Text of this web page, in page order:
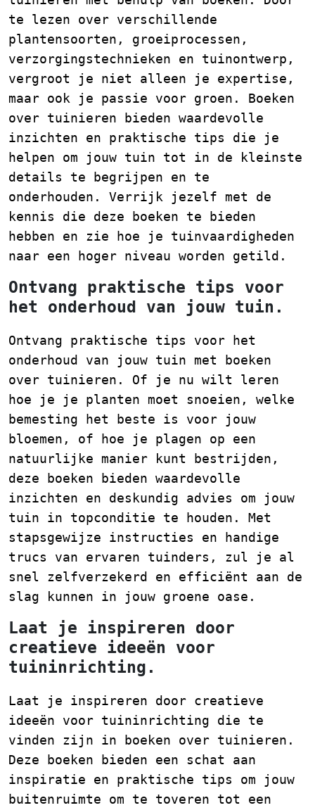
te lezen over verschillende
plantensoorten, groeiprocessen,
verzorgingstechnieken en tuinontwerp,
vergroot je niet alleen je expertise,
maar ook je passie voor groen. Boeken
over tuinieren bieden waardevolle
inzichten en praktische tips die je
helpen om jouw tuin tot in de kleinste
details te begrijpen en te
onderhouden. Verrijk jezelf met de
kennis die deze boeken te bieden
hebben en zie hoe je tuinvaardigheden
naar een hoger niveau worden getild.
Ontvang praktische tips voor
het onderhoud van jouw tuin.
Ontvang praktische tips voor het
onderhoud van jouw tuin met boeken
over tuinieren. Of je nu wilt leren
hoe je je planten moet snoeien, welke
bemesting het beste is voor jouw
bloemen, of hoe je plagen op een
natuurlijke manier kunt bestrijden,
deze boeken bieden waardevolle
inzichten en deskundig advies om jouw
tuin in topconditie te houden. Met
stapsgewijze instructies en handige
trucs van ervaren tuinders, zul je al
snel zelfverzekerd en efficiënt aan de
slag kunnen in jouw groene oase.
Laat je inspireren door
creatieve ideeën voor
tuininrichting.
Laat je inspireren door creatieve
ideeën voor tuininrichting die te
vinden zijn in boeken over tuinieren.
Deze boeken bieden een schat aan
inspiratie en praktische tips om jouw
buitenruimte om te toveren tot een